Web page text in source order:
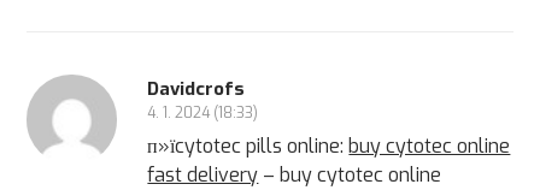
Davidcrofs
4. 1. 2024 (18:33)
п»їcytotec pills online:buy cytotec online
fast delivery – buy cytotec online